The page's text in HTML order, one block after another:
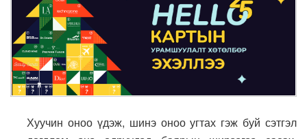
Хуучин оноо үдэж, шинэ оноо угтах гэж буй сэтгэл